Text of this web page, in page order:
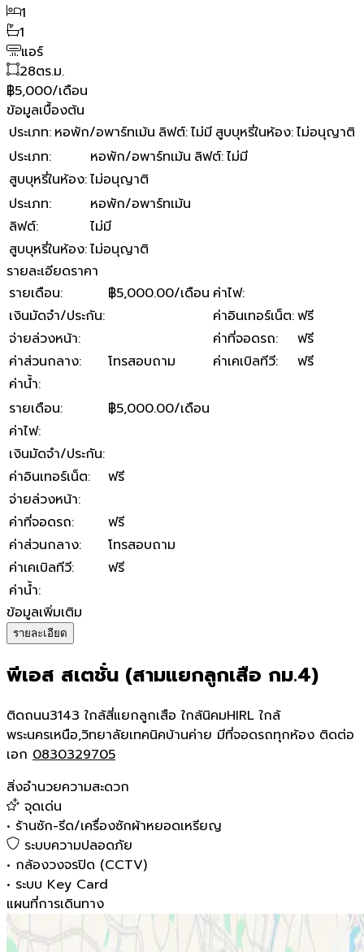
1
1
แอร์
28ตร.ม.
฿5,000/เดือน
ข้อมูลเบื้องต้น
ประเภท: หอพัก/อพาร์ทเม้น ลิฟต์:ไม่มี สูบบุหรี่ในห้อง:ไม่อนุญาติ
ประเภท: หอพัก/อพาร์ทเม้น ลิฟต์:ไม่มี
สูบบุหรี่ในห้อง:ไม่อนุญาติ
ประเภท:
หอพัก/อพาร์ทเม้น
ลิฟต์:
ไม่มี
สูบบุหรี่ในห้อง:ไม่อนุญาติ
รายละเอียดราคา
รายเดือน: ฿5,000.00/เดือน ค่าไฟ:
เงินมัดจำ/ประกัน: ค่าอินเทอร์เน็ต:ฟรี
จ่ายล่วงหน้า: ค่าที่จอดรถ:
ฟรี
ค่าส่วนกลาง: โทรสอบถาม ค่าเคเบิลทีวี:
ฟรี
ค่าน้ำ:
รายเดือน:
฿5,000.00/เดือน
ค่าไฟ:
เงินมัดจำ/ประกัน:
ค่าอินเทอร์เน็ต:
ฟรี
จ่ายล่วงหน้า:
ค่าที่จอดรถ:
ฟรี
ค่าส่วนกลาง:
โทรสอบถาม
ค่าเคเบิลทีวี:
ฟรี
ค่าน้ำ:
ข้อมูลเพิ่มเติม
รายละเอียด
พีเอส สเตชั่น (สามแยกลูกเสือ กม.4)
ติดถนน3143 ใกล้สี่แยกลูกเสือ ใกล้นิคมHIRL ใกล้
พระนครเหนือ,วิทยาลัยเทคนิคบ้านค่าย มีที่จอดรถทุกห้อง ติดต่อ
เอก 0830329705
สิ่งอำนวยความสะดวก
จุดเด่น
• ร้านซัก-รีด/เครื่องซักผ้าหยอดเหรียญ
ระบบความปลอดภัย
• กล้องวงจรปิด (CCTV)
• ระบบ Key Card
แผนที่การเดินทาง